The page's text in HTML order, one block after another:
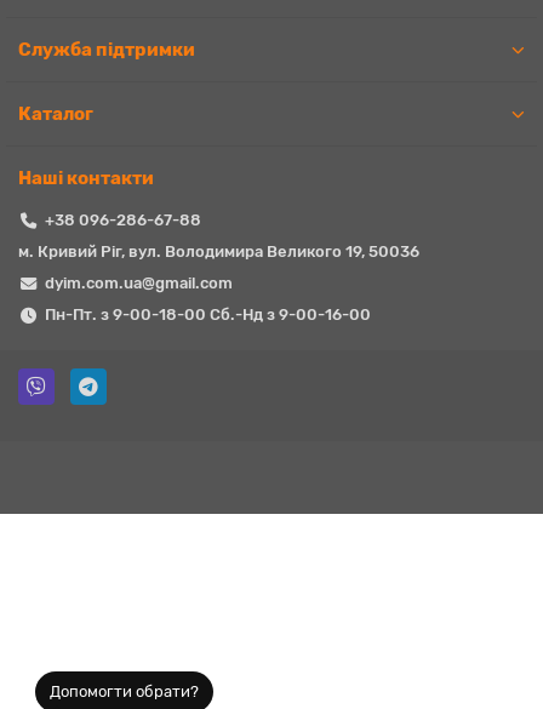
Допомогти обрати?
Служба підтримки
Каталог
Наші контакти
+38 096-286-67-88
м. Кривий Ріг, вул. Володимира Великого 19, 50036
dyim.com.ua@gmail.com
Пн-Пт. з 9-00-18-00 Сб.-Нд з 9-00-16-00